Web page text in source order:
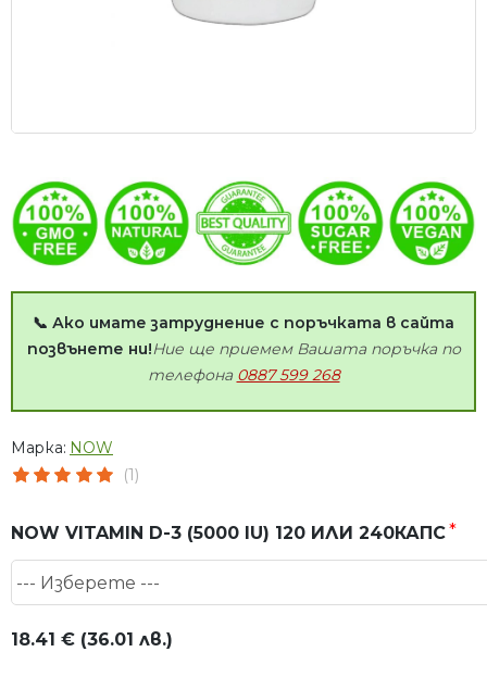
📞 Ако имате затруднение с поръчката в сайта
позвънете ни!Ние ще приемем Вашата поръчка по
телефона 0887 599 268
Марка: NOW
(1)
18.41 € (36.01 лв.)
NOW VITAMIN D-3 (5000 IU) 120 ИЛИ 240КАПС